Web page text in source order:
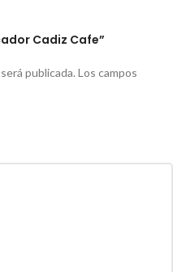
Cadiz Cafe”
publicada. Los campos